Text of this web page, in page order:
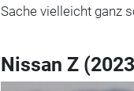
Sache vielleicht ganz
Nissan Z